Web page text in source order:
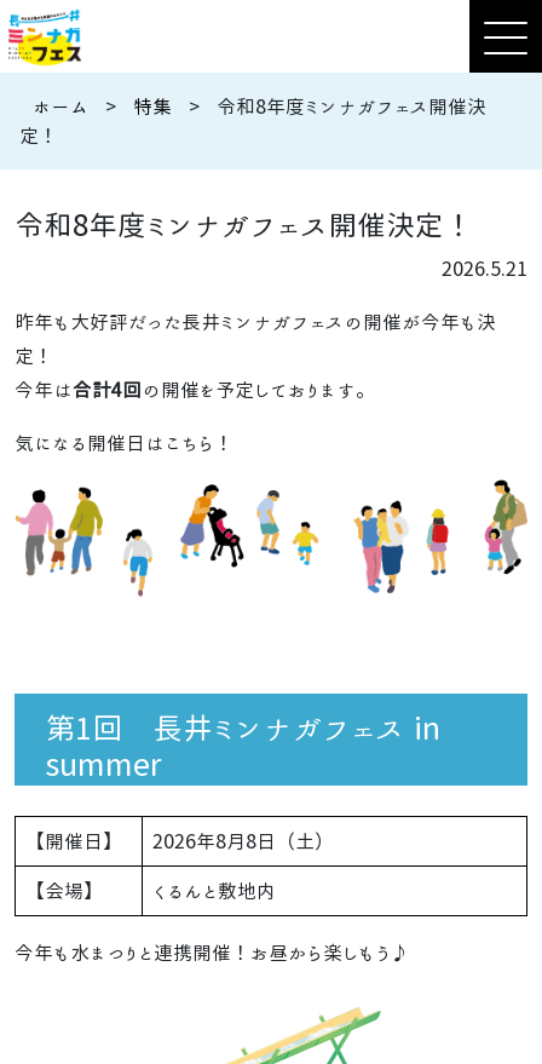
ホーム > 特集 >
令和8年度ミンナガフェス開催決
定！
令和8年度ミンナガフェス開催決定！
2026.5.21
昨年も大好評だった長井ミンナガフェスの開催が今年も決
定！
今年は合計4回の開催を予定しております。
気になる開催日はこちら！
第1回 長井ミンナガフェス in
summer
【開催日】
2026年8月8日（土）
【会場】
くるんと敷地内
今年も水まつりと連携開催！お昼から楽しもう♪